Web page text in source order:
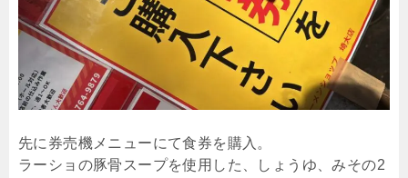
先に券売機メニューにて食券を購入。
ラーショの豚骨スープを使用した、しょうゆ、みその2